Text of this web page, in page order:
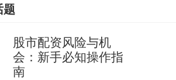
题
股市配资风险与机
会：新手必知操作指
南